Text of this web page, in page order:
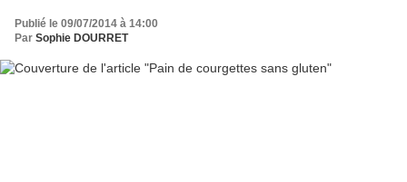
Publié le 09/07/2014 à 14:00
Par Sophie DOURRET